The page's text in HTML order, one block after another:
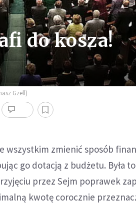
do kosza!
Gzell)
wszystkim zmienić sposób
go dotacją z budżetu. Była
przez Sejm poprawek
kwotę corocznie